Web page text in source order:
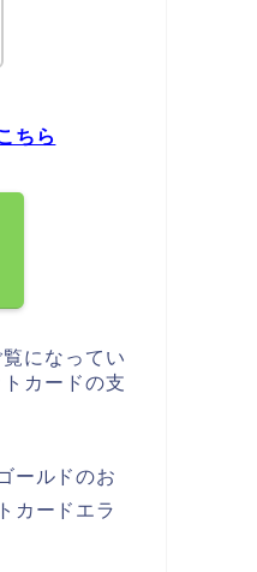
ちら
になってい
カードの支
ールドのお
カードエラ